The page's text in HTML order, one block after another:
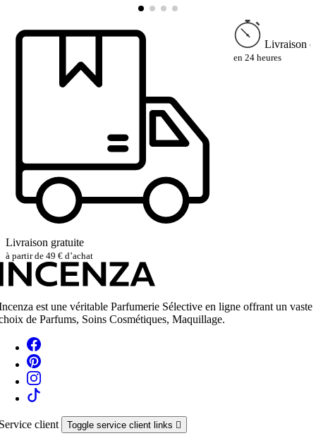
Livraison gratuite
à partir de 49 € d’achat
Livraison
en 24 heures
est une véritable Parfumerie Sélective en ligne offrant un vaste
de Parfums, Soins Cosmétiques, Maquillage.
client Toggle service client links 